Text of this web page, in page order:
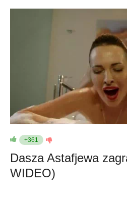
+361
Dasza Astafjewa
WIDEO)